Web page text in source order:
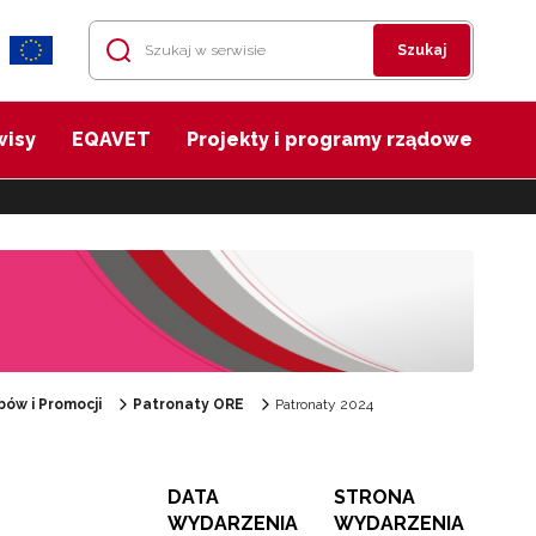
Szukaj
EQAVET Projekty i programy rządowe
i Promocji Patronaty ORE Patronaty 2024
DATA
WYDARZENIA
STRONA
WYDARZENIA